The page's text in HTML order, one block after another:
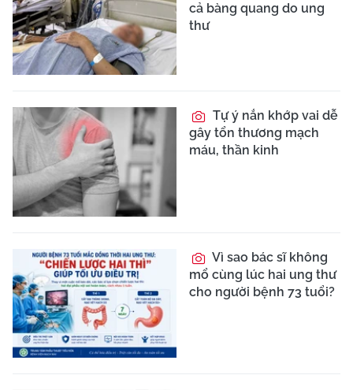
cả bàng quang do ung
thư
Tự ý nắn khớp vai dễ
gây tổn thương mạch
máu, thần kinh
Vì sao bác sĩ không
mổ cùng lúc hai ung thư
cho người bệnh 73 tuổi?